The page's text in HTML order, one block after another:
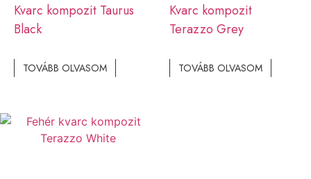
Kvarc kompozit Taurus
Black
TOVÁBB OLVASOM
Kvarc kompozit
Terazzo Grey
TOVÁBB OLVASOM